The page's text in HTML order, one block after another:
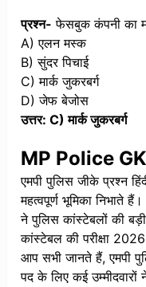
प्रश्न- फेसबुक कंपनी का
A) एलन मस्क
B) सुंदर पिचाई
C) मार्क जुकरबर्ग
D) जेफ बेजोस
उत्तर: C) मार्क जुकरबर्ग
MP Police
एमपी पुलिस जीके प्रश्न
महत्वपूर्ण भूमिका निभाते
ने पुलिस कांस्टेबलों की
कांस्टेबल की परीक्षा
आप सभी जानते हैं, एमपी
पद के लिए कई